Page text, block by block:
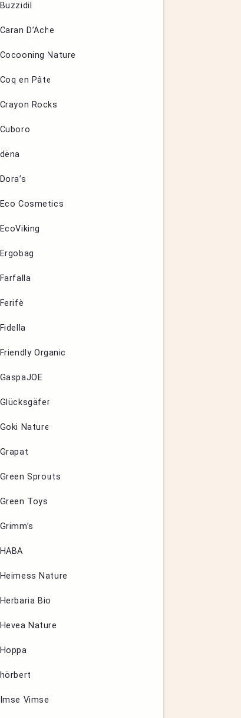
Buzzidil
Caran D’Ache
Cocooning Nature
Coq en Pâte
Crayon Rocks
Cuboro
dëna
Dora’s
Eco Cosmetics
EcoViking
Ergobag
Farfalla
Ferifè
Fidella
Friendly Organic
GaspaJOE
Glücksgäfer
Goki Nature
Grapat
Green Sprouts
Green Toys
Grimm’s
HABA
Heimess Nature
Herbaria Bio
Hevea Nature
Hoppa
hörbert
Imse Vimse